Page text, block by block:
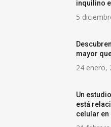
inquilino
5
mayor
24 enero,
Un
está
celular